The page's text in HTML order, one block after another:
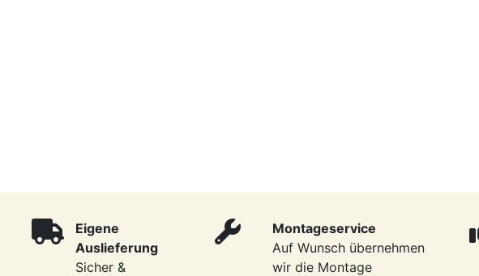
Eigene
Auslieferung
Sicher &
Montageservice
Auf Wunsch übernehmen
wir die Montage